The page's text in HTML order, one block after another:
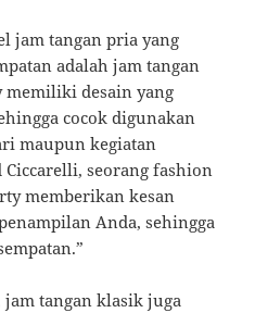
jam tangan pria yang
adalah jam tangan
memiliki desain yang
cocok digunakan
maupun kegiatan
seorang fashion
memberikan kesan
Anda, sehingga
jam tangan klasik juga